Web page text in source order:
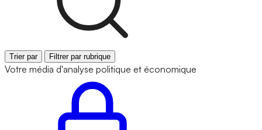
Trier par Filtrer par rubrique
Votre média d'analyse politique et économique